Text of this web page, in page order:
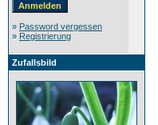
» Password vergessen
» Registrierung
Zufallsbild